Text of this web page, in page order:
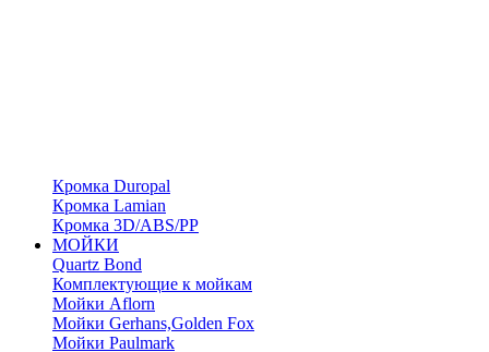
Кромка Duropal
Кромка Lamian
Кромка 3D/ABS/PP
МОЙКИ
Quartz Bond
Комплектующие к мойкам
Мойки Aflorn
Мойки Gerhans,Golden Fox
Мойки Paulmark